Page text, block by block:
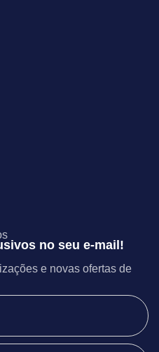
no seu e-mail!
e novas ofertas de